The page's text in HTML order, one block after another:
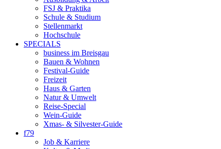
FSJ & Praktika
Schule & Studium
Stellenmarkt
Hochschule
SPECIALS
business im Breisgau
Bauen & Wohnen
Festival-Guide
Freizeit
Haus & Garten
Natur & Umwelt
Reise-Special
Wein-Guide
Xmas- & Silvester-Guide
f79
Job & Karriere